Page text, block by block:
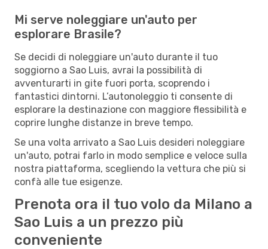
Mi serve noleggiare un'auto per
esplorare Brasile?
Se decidi di noleggiare un'auto durante il tuo
soggiorno a Sao Luis, avrai la possibilità di
avventurarti in gite fuori porta, scoprendo i
fantastici dintorni. L’autonoleggio ti consente di
esplorare la destinazione con maggiore flessibilità e
coprire lunghe distanze in breve tempo.
Se una volta arrivato a Sao Luis desideri noleggiare
un'auto, potrai farlo in modo semplice e veloce sulla
nostra piattaforma, scegliendo la vettura che più si
confà alle tue esigenze.
Prenota ora il tuo volo da Milano a
Sao Luis a un prezzo più
conveniente